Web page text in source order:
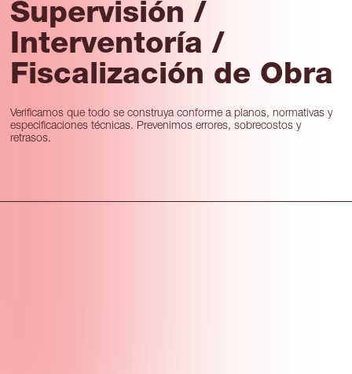
Supervisión /
Interventoría /
Fiscalización de Obra
Verificamos que todo se construya conforme a planos, normativas y
especificaciones técnicas. Prevenimos errores, sobrecostos y
retrasos.